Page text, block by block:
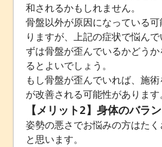
和されるかもしれません。
骨盤以外が原因になっている
りますが、上記の症状で悩ん
ずは骨盤が歪んでいるかどう
るとよいでしょう。
もし骨盤が歪んでいれば、施
が改善される可能性があります
【メリット2】身体のバラ
姿勢の悪さでお悩みの方はた
と思います。